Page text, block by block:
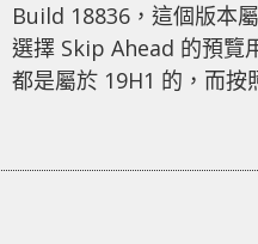
Build 18836，這個版本
選擇 Skip Ahead 的預覽用戶。 對上一次的
都是屬於 19H1 的，而按
Windows 10 用戶公開
開始有 19H2 的預覽版，